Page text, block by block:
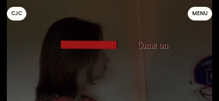
COLLECTIF
JEUNE
C INÉMA MENU